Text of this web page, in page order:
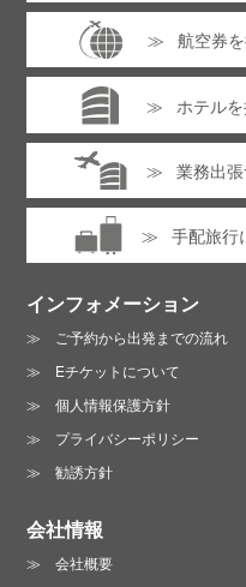
航空券
ホテル
業務出
手配旅行
インフォメーション
ご予約から出発までの流れ
Eチケットについて
個人情報保護方針
プライバシーポリシー
勧誘方針
会社情報
会社概要